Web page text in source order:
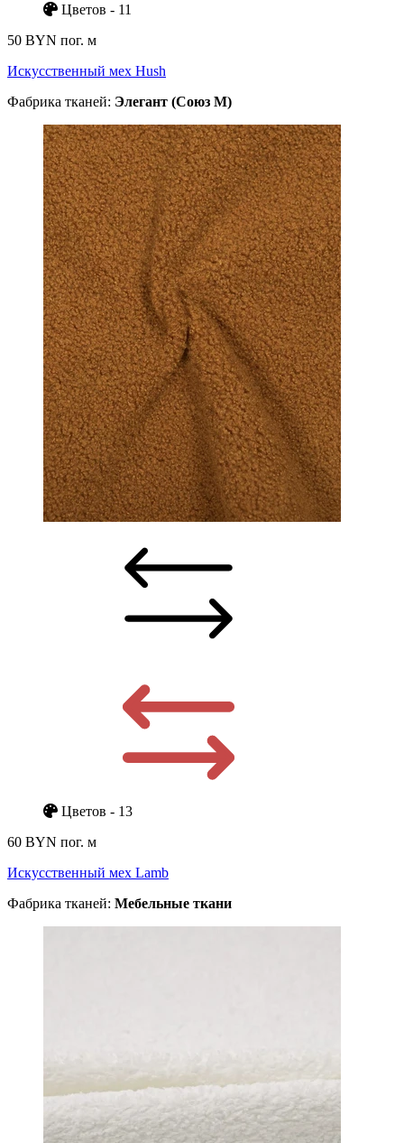
Цветов - 11
50 BYN пог. м
Искусственный мех Hush
Фабрика тканей: Элегант (Союз М)
Цветов - 13
60 BYN пог. м
Искусственный мех Lamb
Фабрика тканей: Мебельные ткани